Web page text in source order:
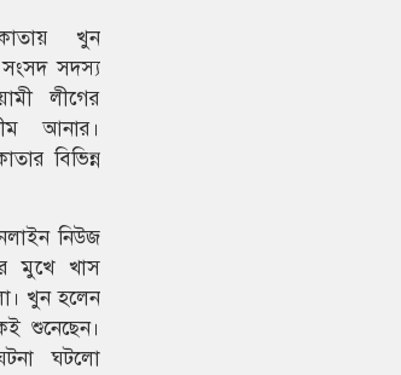
খুন
সদস্য
লীগের
আনার।
বিভিন্ন
নিউজ
মুখে খাস
খুন হলেন
শুনেছেন।
ঘটলো